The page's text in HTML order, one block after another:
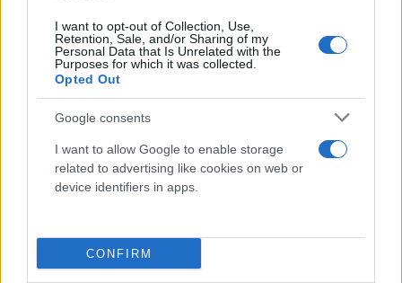
I want to opt-out of Collection, Use,
Retention, Sale, and/or Sharing of my
Personal Data that Is Unrelated with the
Purposes for which it was collected.
Opted Out
Google consents
I want to allow Google to enable storage
related to advertising like cookies on web or
device identifiers in apps.
CONFIRM
Τα καλά νέα για τους δρομείς είναι ότι η διαδικασία
είναι αναστρέψιμη. Μετά τον αγώνα, όταν